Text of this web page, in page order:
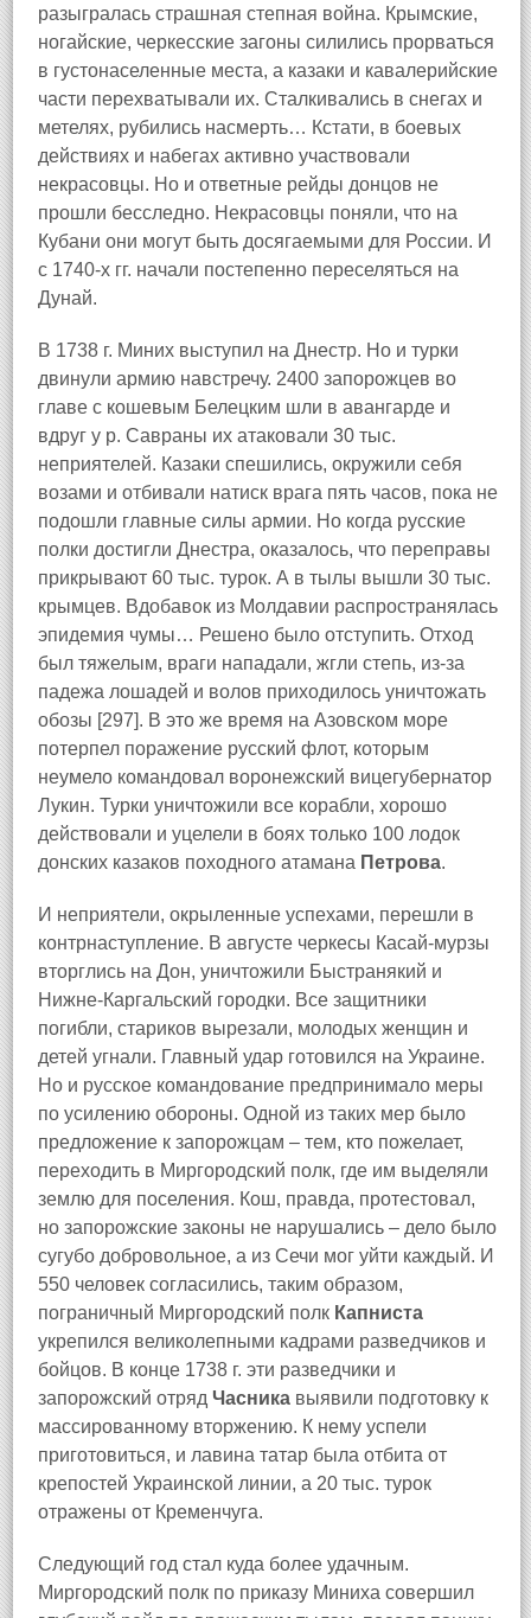
разыгралась страшная степная война. Крымские,
ногайские, черкесские загоны силились прорваться
в густонаселенные места, а казаки и кавалерийские
части перехватывали их. Сталкивались в снегах и
метелях, рубились насмерть… Кстати, в боевых
действиях и набегах активно участвовали
некрасовцы. Но и ответные рейды донцов не
прошли бесследно. Некрасовцы поняли, что на
Кубани они могут быть досягаемыми для России. И
с 1740-х гг. начали постепенно переселяться на
Дунай.
В 1738 г. Миних выступил на Днестр. Но и турки
двинули армию навстречу. 2400 запорожцев во
главе с кошевым Белецким шли в авангарде и
вдруг у р. Савраны их атаковали 30 тыс.
неприятелей. Казаки спешились, окружили себя
возами и отбивали натиск врага пять часов, пока не
подошли главные силы армии. Но когда русские
полки достигли Днестра, оказалось, что переправы
прикрывают 60 тыс. турок. А в тылы вышли 30 тыс.
крымцев. Вдобавок из Молдавии распространялась
эпидемия чумы… Решено было отступить. Отход
был тяжелым, враги нападали, жгли степь, из-за
падежа лошадей и волов приходилось уничтожать
обозы [297]. В это же время на Азовском море
потерпел поражение русский флот, которым
неумело командовал воронежский вицегубернатор
Лукин. Турки уничтожили все корабли, хорошо
действовали и уцелели в боях только 100 лодок
донских казаков походного атамана Петрова.
И неприятели, окрыленные успехами, перешли в
контрнаступление. В августе черкесы Касай-мурзы
вторглись на Дон, уничтожили Быстранякий и
Нижне-Каргальский городки. Все защитники
погибли, стариков вырезали, молодых женщин и
детей угнали. Главный удар готовился на Украине.
Но и русское командование предпринимало меры
по усилению обороны. Одной из таких мер было
предложение к запорожцам – тем, кто пожелает,
переходить в Миргородский полк, где им выделяли
землю для поселения. Кош, правда, протестовал,
но запорожские законы не нарушались – дело было
сугубо добровольное, а из Сечи мог уйти каждый. И
550 человек согласились, таким образом,
пограничный Миргородский полк Капниста
укрепился великолепными кадрами разведчиков и
бойцов. В конце 1738 г. эти разведчики и
запорожский отряд Часника выявили подготовку к
массированному вторжению. К нему успели
приготовиться, и лавина татар была отбита от
крепостей Украинской линии, а 20 тыс. турок
отражены от Кременчуга.
Следующий год стал куда более удачным.
Миргородский полк по приказу Миниха совершил